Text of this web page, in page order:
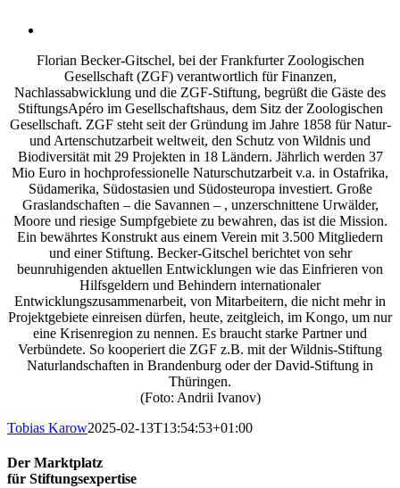
Florian Becker-Gitschel, bei der Frankfurter Zoologischen
Gesellschaft (ZGF) verantwortlich für Finanzen,
Nachlassabwicklung und die ZGF-Stiftung, begrüßt die Gäste des
StiftungsApéro im Gesellschaftshaus, dem Sitz der Zoologischen
Gesellschaft. ZGF steht seit der Gründung im Jahre 1858 für Natur-
und Artenschutzarbeit weltweit, den Schutz von Wildnis und
Biodiversität mit 29 Projekten in 18 Ländern. Jährlich werden 37
Mio Euro in hochprofessionelle Naturschutzarbeit v.a. in Ostafrika,
Südamerika, Südostasien und Südosteuropa investiert. Große
Graslandschaften – die Savannen – , unzerschnittene Urwälder,
Moore und riesige Sumpfgebiete zu bewahren, das ist die Mission.
Ein bewährtes Konstrukt aus einem Verein mit 3.500 Mitgliedern
und einer Stiftung. Becker-Gitschel berichtet von sehr
beunruhigenden aktuellen Entwicklungen wie das Einfrieren von
Hilfsgeldern und Behindern internationaler
Entwicklungszusammenarbeit, von Mitarbeitern, die nicht mehr in
Projektgebiete einreisen dürfen, heute, zeitgleich, im Kongo, um nur
eine Krisenregion zu nennen. Es braucht starke Partner und
Verbündete. So kooperiert die ZGF z.B. mit der Wildnis-Stiftung
Naturlandschaften in Brandenburg oder der David-Stiftung in
Thüringen.
(Foto: Andrii Ivanov)
Tobias Karow2025-02-13T13:54:53+01:00
Der Marktplatz
für Stiftungsexpertise